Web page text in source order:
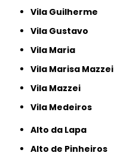
Vila Guilherme
Vila Gustavo
Vila Maria
Vila Marisa Mazzei
Vila Mazzei
Vila Medeiros
Alto da Lapa
Alto de Pinheiros